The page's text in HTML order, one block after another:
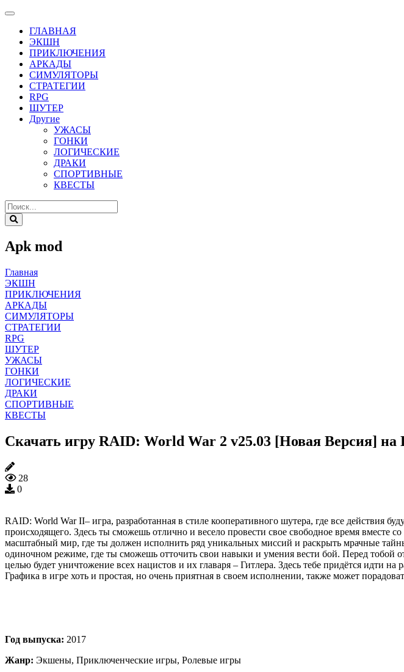
ГЛАВНАЯ
ЭКШН
ПРИКЛЮЧЕНИЯ
АРКАДЫ
СИМУЛЯТОРЫ
СТРАТЕГИИ
RPG
ШУТЕР
Другие
УЖАСЫ
ГОНКИ
ЛОГИЧЕСКИЕ
ДРАКИ
СПОРТИВНЫЕ
КВЕСТЫ
Apk mod
Главная
ЭКШН
ПРИКЛЮЧЕНИЯ
АРКАДЫ
СИМУЛЯТОРЫ
СТРАТЕГИИ
RPG
ШУТЕР
УЖАСЫ
ГОНКИ
ЛОГИЧЕСКИЕ
ДРАКИ
СПОРТИВНЫЕ
КВЕСТЫ
Скачать игру RAID: World War 2 v25.03 [Новая Версия]
28
0
RAID: World War II– игра, разработанная в стиле кооперативного шутера, где все действия
происходящего. Здесь ты сможешь отлично и весело провести свое свободное время
масштабный мир, где ты должен исполнить ряд уникальных миссий и раскрыть мрачные
одиночном режиме, где ты сможешь отточить свои навыки и умения вести бой. Перед тобой
целью будет уничтожение всех нацистов и их главаря – Гитлера. Здесь тебе придётся идти
Графика в игре хоть и простая, но очень приятная в своем исполнении, также может
Год выпуска: 2017
Жанр: Экшены, Приключенческие игры, Ролевые игры